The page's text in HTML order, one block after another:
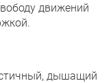
движений
дышащий